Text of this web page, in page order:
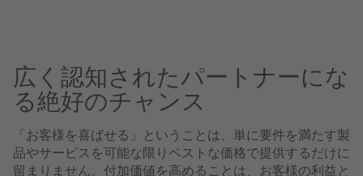
広く認知されたパートナーにな
る絶好のチャンス
「お客様を喜ばせる」ということは、単に要件を満たす製
品やサービスを可能な限りベストな価格で提供するだけに
留まりません。付加価値を高めることは、お客様の利益と